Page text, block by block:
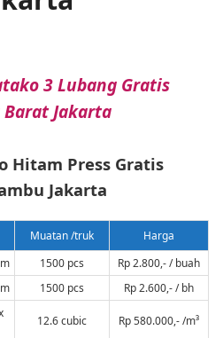
3 Lubang Gratis
Jakarta
Hitam Press Gratis
Jakarta
Muatan /truk
Harga
1500 pcs
Rp 2.800,- / buah
1500 pcs Rp 2.600,- / bh
12.6 cubic Rp 580.000,- /m³